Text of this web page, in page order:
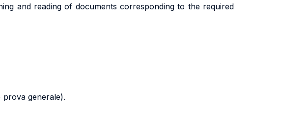
and reading of documents corresponding to the required
prova generale).